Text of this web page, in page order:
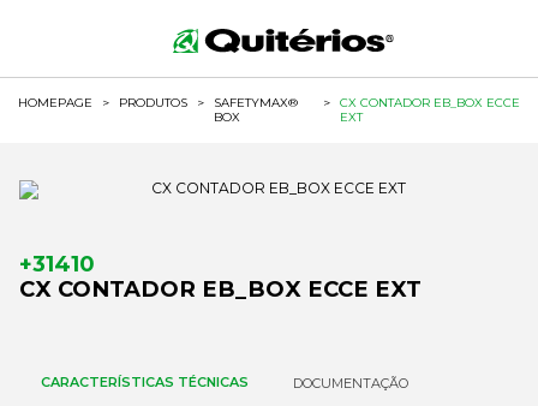
HOMEPAGE > PRODUTOS >
SAFETYMAX®
BOX
>
CX CONTADOR EB_BOX ECCE
EXT
+31410
CX CONTADOR EB_BOX ECCE EXT
CARACTERÍSTICAS TÉCNICAS DOCUMENTAÇÃO